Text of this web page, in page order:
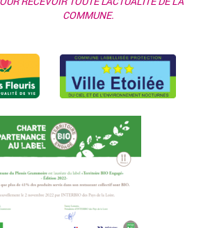
COMMUNE.